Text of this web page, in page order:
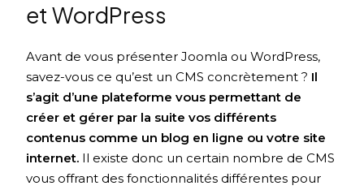
et WordPress
Avant de vous présenter Joomla ou WordPress,
savez-vous ce qu’est un CMS concrètement ? Il
s’agit d’une plateforme vous permettant de
créer et gérer par la suite vos différents
contenus comme un blog en ligne ou votre site
internet. Il existe donc un certain nombre de CMS
vous offrant des fonctionnalités différentes pour